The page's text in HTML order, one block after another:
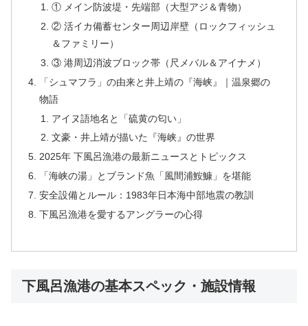
① メイン防波堤・先端部（大型アジ＆青物）
② 活イカ備蓄センター周辺岸壁（ロックフィッシュ
＆ファミリー）
③ 港周辺消波ブロック帯（尺メバル＆アイナメ）
「シュマフラ」の由来と井上靖の『海峡』｜温泉郷の
物語
アイヌ語地名と「硫黄の匂い」
文豪・井上靖が描いた『海峡』の世界
2025年 下風呂漁港の最新ニュースとトピックス
「海峡の湯」とブランド魚「風間浦鮟鱇」を堪能
安全設備とルール：1983年日本海中部地震の教訓
下風呂漁港を愛するアングラーの心得
下風呂漁港の基本スペック・施設情報